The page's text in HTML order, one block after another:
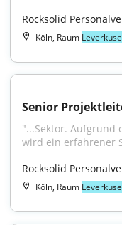
Rocksolid
Köln, Raum
Senior
"...Sektor. Aufgrund
wird ein erfahrener
Rocksolid
Köln, Raum